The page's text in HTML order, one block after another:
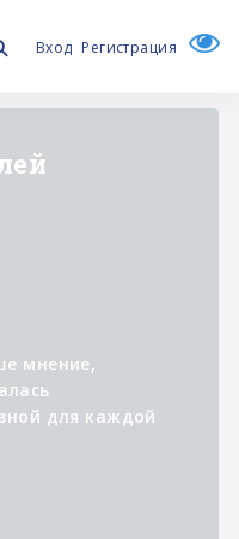
Вход Регистрация
фонда,
к лучшему